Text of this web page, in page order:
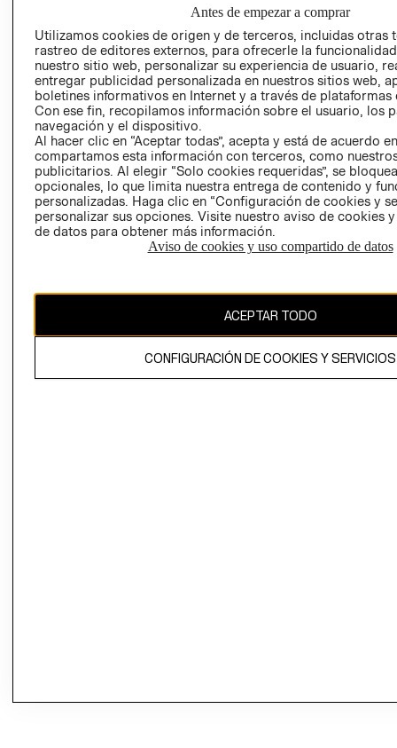
TRANSPARENCIA
Y ÉTICA (INGLÉS)
COMERCIO - SIC
PETICIONES
QUEJAS Y
RECLAMOS
Colombia ($)
CAMBIAR REGIÓN
propiedad de H&M Hennes & Mauritz AB.
Antes de empezar a comprar
Utilizamos cookies de origen y de terceros, incluidas otras
rastreo de editores externos, para ofrecerle la
nuestro sitio web, personalizar su experiencia de usuario,
entregar publicidad personalizada en nuestros sitios web,
boletines informativos en Internet y a través de plataformas
Con ese fin, recopilamos información sobre el usuario, los
navegación y el dispositivo.
Al hacer clic en “Aceptar todas”, acepta y está de acuerdo
compartamos esta información con terceros, como
publicitarios. Al elegir “Solo cookies requeridas”, se
opcionales, lo que limita nuestra entrega de contenido y
personalizadas. Haga clic en “Configuración de cookies y
personalizar sus opciones. Visite nuestro aviso de cookies
de datos para obtener más información.
Aviso de cookies y uso compartido de datos
ACEPTAR TODO
CONFIGURACIÓN DE COOKIES Y SERVICIOS